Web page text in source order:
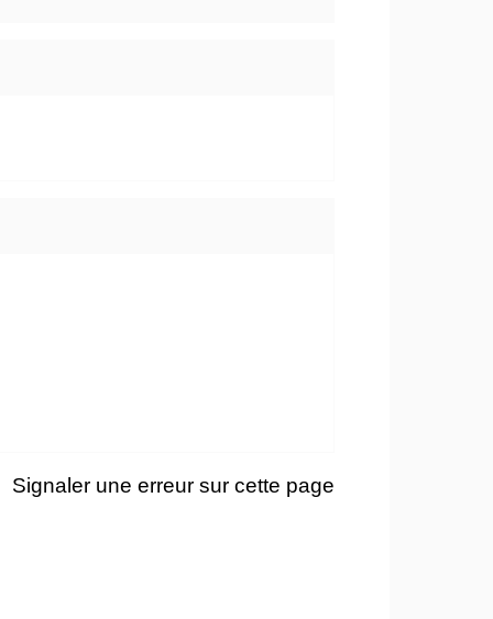
Signaler une erreur sur cette page